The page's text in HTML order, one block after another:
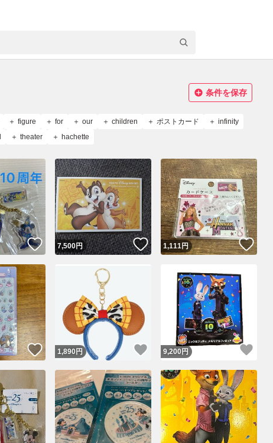
条件を保存
figure for our children ポストカード
infinity
theater hachette
いいね！
7,500円 いいね！
1,111円 いい
いいね！
1,890 円 いいね！
9,200 円